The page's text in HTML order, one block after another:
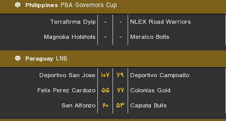
Philippines PBA Governors Cup
Terrafirma Dyip
- -
NLEX Road Warriors
Magnolia Hotshots
- - Meralco Bolts
Paraguay LNB
Deportivo San Jose
۱۰۷ ۷۹
Deportivo Campoalto
Felix Perez Cardozo
۵۵ ۷۷
Colonias Gold
San Alfonzo
۶۰ ۵۳ Capiata Bulls